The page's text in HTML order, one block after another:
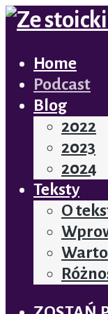
Home
Podcast
Blog
2022
2023
2024
Teksty
O